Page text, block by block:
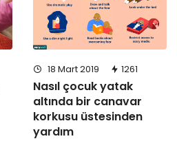
18 Mart 2019 1261
Nasıl çocuk yatak
altında bir canavar
korkusu üstesinden
yardım